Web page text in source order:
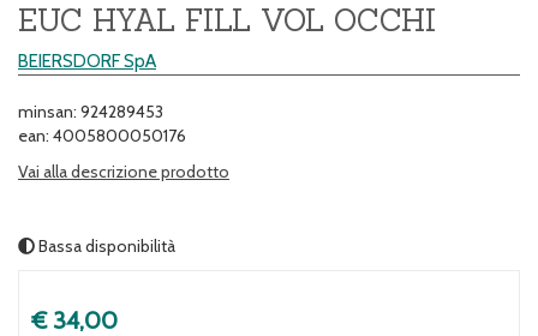
EUC HYAL FILL VOL OCCHI
BEIERSDORF SpA
minsan: 924289453
ean: 4005800050176
Vai alla descrizione prodotto
Bassa disponibilità
Prezzo
€ 34,00